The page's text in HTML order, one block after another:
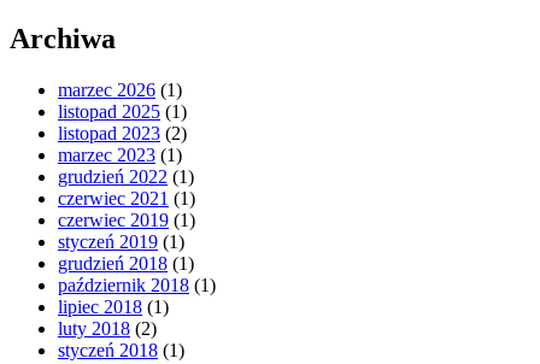
Archiwa
marzec 2026 (1)
listopad 2025 (1)
listopad 2023 (2)
marzec 2023 (1)
grudzień 2022 (1)
czerwiec 2021 (1)
czerwiec 2019 (1)
styczeń 2019 (1)
grudzień 2018 (1)
październik 2018 (1)
lipiec 2018 (1)
luty 2018 (2)
styczeń 2018 (1)